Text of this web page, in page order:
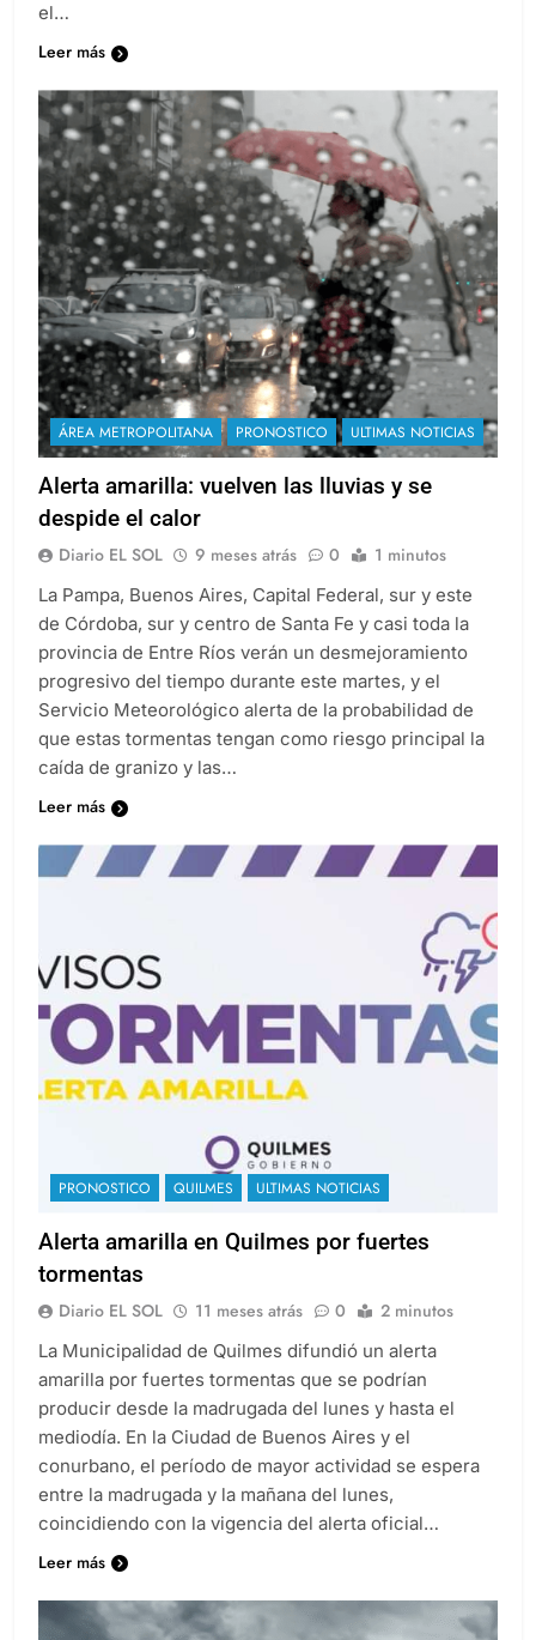
el…
Leer más
ÁREA METROPOLITANA PRONOSTICO ULTIMAS NOTICIAS
Alerta amarilla: vuelven las lluvias y se
despide el calor
Diario EL SOL 9 meses atrás 0 1 minutos
La Pampa, Buenos Aires, Capital Federal, sur y este
de Córdoba, sur y centro de Santa Fe y casi toda la
provincia de Entre Ríos verán un desmejoramiento
progresivo del tiempo durante este martes, y el
Servicio Meteorológico alerta de la probabilidad de
que estas tormentas tengan como riesgo principal la
caída de granizo y las…
Leer más
PRONOSTICO QUILMES ULTIMAS NOTICIAS
Alerta amarilla en Quilmes por fuertes
tormentas
Diario EL SOL 11 meses atrás 0 2 minutos
La Municipalidad de Quilmes difundió un alerta
amarilla por fuertes tormentas que se podrían
producir desde la madrugada del lunes y hasta el
mediodía. En la Ciudad de Buenos Aires y el
conurbano, el período de mayor actividad se espera
entre la madrugada y la mañana del lunes,
coincidiendo con la vigencia del alerta oficial…
Leer más